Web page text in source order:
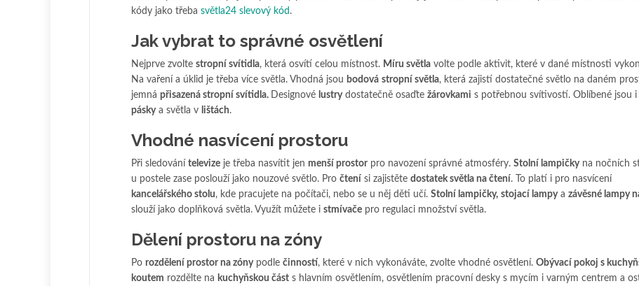
kódy jako třeba světla24 slevový kód .
Jak vybrat to správné osvětlení
Nejprve zvolte stropní svítidla, která osvítí celou místnost. Míru světla volte podle aktivit, které v dané místnosti
Na vaření a úklid je třeba více světla. Vhodná jsou bodová stropní světla, která zajistí dostatečné světlo na daném
jemná přisazená stropní svítidla. Designové lustrydostatečně osaďte žárovkami s potřebnou svítivostí. Oblíbené jsou i
páskya světla v lištách.
Vhodné nasvícení prostoru
Při sledování televize je třeba nasvítit jen menší prostor pro navození správné atmosféry. Stolní lampičkyna nočních
u postele zase poslouží jako nouzové světlo. Pro čtení si zajistěte dostatek světla na čtení. To platí i pro nasvícení
kancelářského stolu, kde pracujete na počítači, nebo se u něj děti učí. Stolní lampičky, stojací lampya závěsné lampy
slouží jako doplňková světla. Využít můžete i stmívače pro regulaci množství světla.
Dělení prostoru na zóny
Po rozdělení prostor na zónypodle činností, které v nich vykonáváte, zvolte vhodné osvětlení. Obývací pokoj s
koutem rozdělte na kuchyňskou část s hlavním osvětlením, osvětlením pracovní desky s mycím i varným centrem a